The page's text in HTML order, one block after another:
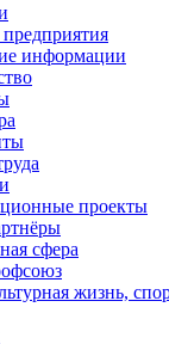
информации
проекты
сфера
жизнь,